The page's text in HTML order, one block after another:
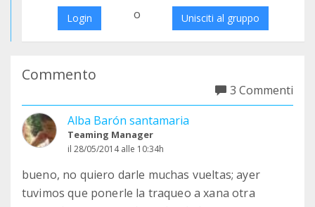
Login o Unisciti al gruppo
Commento
3 Commenti
Alba Barón santamaria
Teaming Manager
il 28/05/2014 alle 10:34h
bueno, no quiero darle muchas vueltas; ayer
tuvimos que ponerle la traqueo a xana otra